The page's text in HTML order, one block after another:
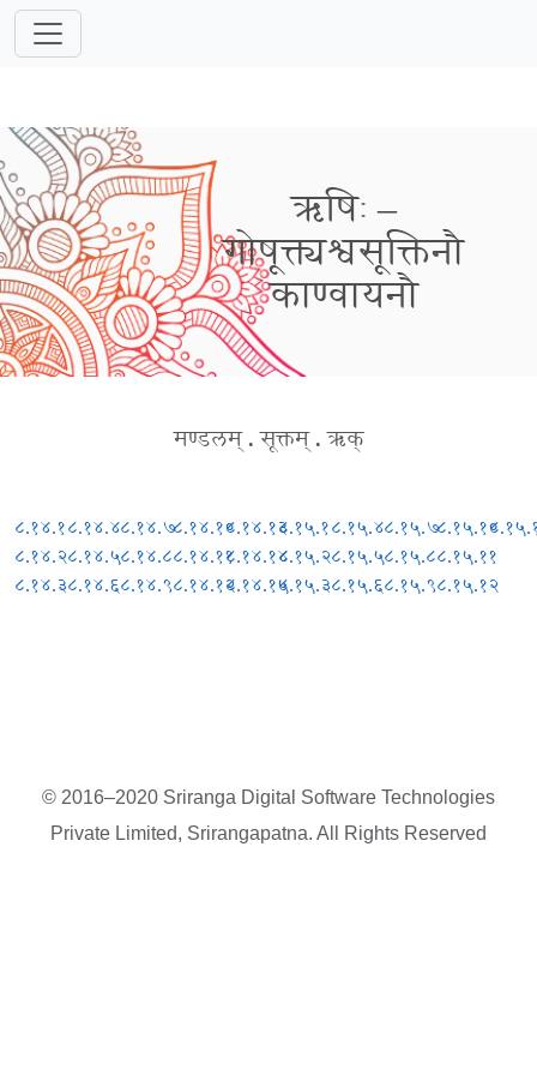
ऋषिः –
गोषूक्त्यश्वसूक्तिनौ
काण्वायनौ
मण्डलम् . सूक्तम् . ऋक्
८.१४.१
८.१४.२
८.१४.३
८.१४.४
८.१४.५
८.१४.६
८.१४.७
८.१४.८
८.१४.९
८.१४.१०
८.१४.११
८.१४.१२
८.१४.१३
८.१४.१४
८.१४.१५
८.१५.१
८.१५.२
८.१५.३
८.१५.४
८.१५.५
८.१५.६
८.१५.७
८.१५.८
८.१५.९
८.१५.१०
८.१५.११
८.१५.१२
© 2016–2020 Sriranga Digital Software Technologies
Private Limited, Srirangapatna. All Rights Reserved